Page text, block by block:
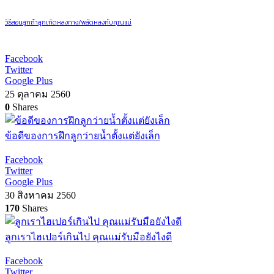
วิธีสอนลูกถ้าลูกเกิดหลงทาง/พลัดหลงกับคุณแม่
Facebook
Twitter
Google Plus
25 ตุลาคม 2560
0 Shares
ข้อดีของการฝึกลูกว่ายน้ำตั้งแต่ยังเล็ก
Facebook
Twitter
Google Plus
30 สิงหาคม 2560
170 Shares
ลูกเราไฮเปอร์เกินไป คุณแม่รับมือยังไงดี
Facebook
Twitter